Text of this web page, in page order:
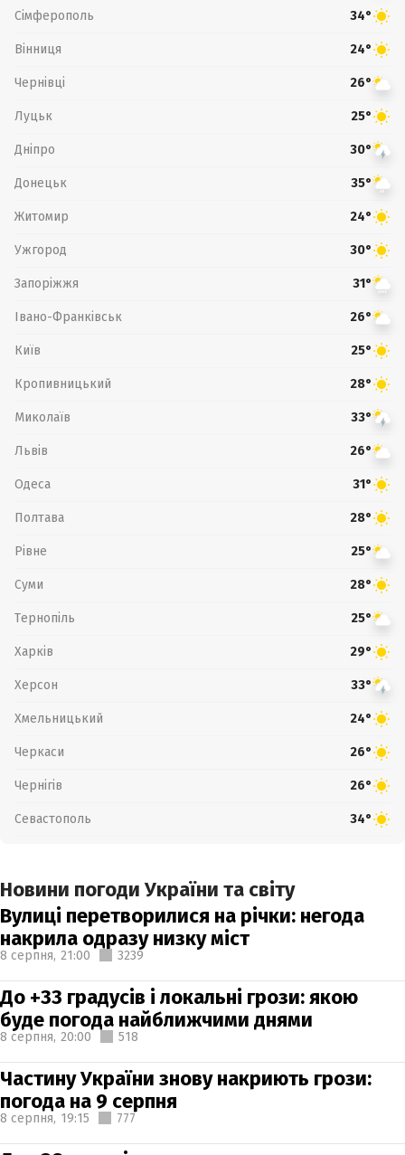
Сімферополь 34°
Вінниця 24°
Чернівці 26°
Луцьк 25°
Дніпро 30°
Донецьк 35°
Житомир 24°
Ужгород 30°
Запоріжжя 31°
Івано-Франківськ 26°
Київ 25°
Кропивницький 28°
Миколаїв 33°
Львів 26°
Одеса 31°
Полтава 28°
Рівне 25°
Суми 28°
Тернопіль 25°
Харків 29°
Херсон 33°
Хмельницький 24°
Черкаси 26°
Чернігів 26°
Севастополь 34°
Новини погоди України та світу
Вулиці перетворилися на річки: негода
накрила одразу низку міст
8 серпня, 21:00 3239
До +33 градусів і локальні грози: якою
буде погода найближчими днями
8 серпня, 20:00 518
Частину України знову накриють грози:
погода на 9 серпня
8 серпня, 19:15 777